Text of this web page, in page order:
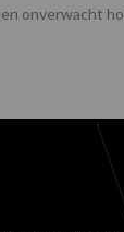
onverwacht